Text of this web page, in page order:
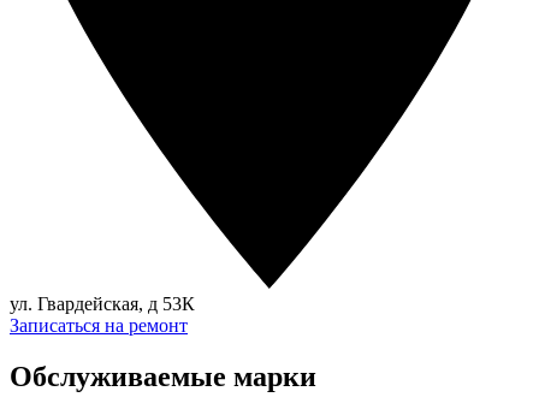
ул. Гвардейская, д 53К
Записаться на ремонт
Обслуживаемые марки